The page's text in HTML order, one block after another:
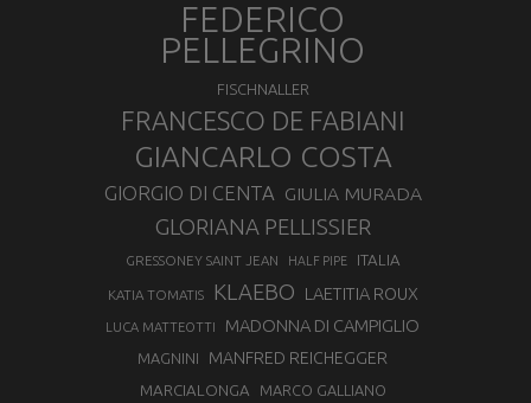
FEDERICO
PELLEGRINO
FISCHNALLER
FRANCESCO DE FABIANI
GIANCARLO COSTA
GIORGIO DI CENTA GIULIA MURADA
GLORIANA PELLISSIER
GRESSONEY SAINT JEAN HALF PIPE ITALIA
KATIA TOMATIS KLAEBO LAETITIA ROUX
LUCA MATTEOTTI MADONNA DI CAMPIGLIO
MAGNINI MANFRED REICHEGGER
MARCIALONGA MARCO GALLIANO